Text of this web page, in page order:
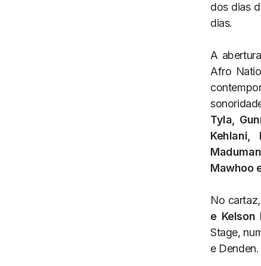
dos dias
dias.
A
Afro
Tyla,
Kehlani,
Mawhoo
No
e Kelson
Stage,
e Denden.